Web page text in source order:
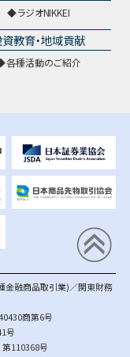
ラジオNIKKEI
教育・地域貢献
各種活動のご紹介
金融商品取引業)／関東財務
商第6号
号
第110368号